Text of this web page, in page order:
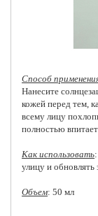
Способ
Нанесите
кожей перед тем,
всему лицу
полностью
Как использовать
улицу и
Объем: 50 мл